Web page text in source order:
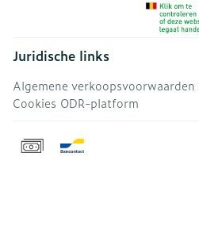
Juridische links
Algemene verkoopsvoorwaarden
Cookies ODR-platform